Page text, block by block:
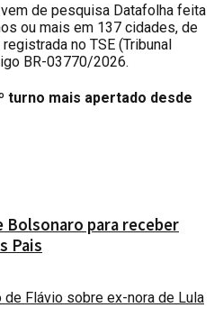
de pesquisa Datafolha feita
ou mais em 137 cidades, de
no TSE (Tribunal
BR-03770/2026.
turno mais apertado desde
para receber
Pais